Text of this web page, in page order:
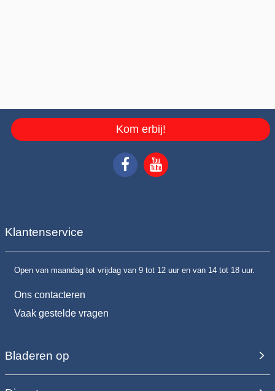
Kom erbij!
Klantenservice
Open van maandag tot vrijdag van 9 tot 12 uur en van 14 tot 18 uur.
Ons contacteren
Vaak gestelde vragen
Bladeren op